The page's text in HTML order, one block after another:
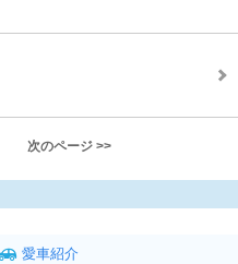
次のページ >>
愛車紹介